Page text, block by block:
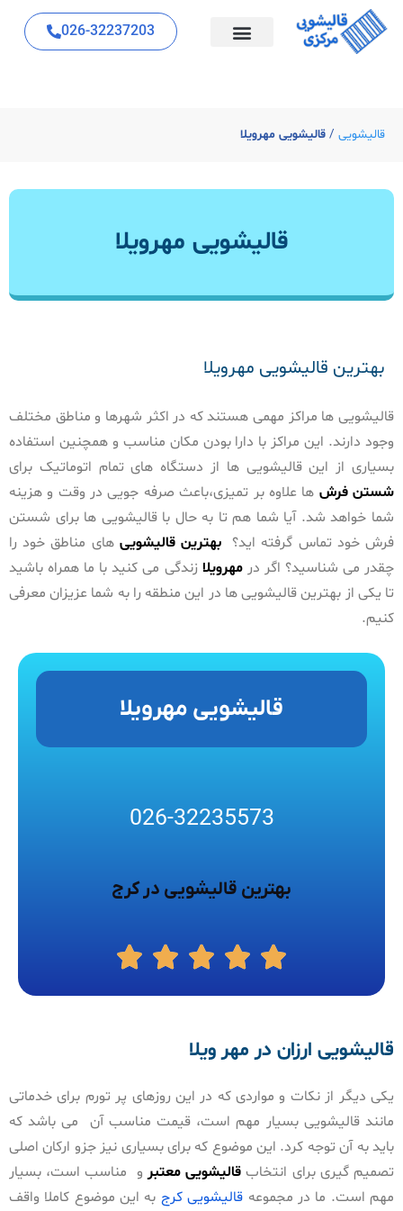
026-32237203
قالیشویی / قالیشویی مهرویلا
قالیشویی مهرویلا
بهترین قالیشویی مهرویلا
قالیشویی ها مراکز مهمی هستند که در اکثر شهرها و مناطق مختلف
وجود دارند. این مراکز با دارا بودن مکان مناسب و همچنین استفاده
بسیاری از این قالیشویی ها از دستگاه های تمام اتوماتیک برای
شستن فرش ها علاوه بر تمیزی،باعث صرفه جویی در وقت و هزینه
شما خواهد شد. آیا شما هم تا به حال با قالیشویی ها برای شستن
فرش خود تماس گرفته اید؟بهترین قالیشویی های مناطق خود را
چقدر می شناسید؟ اگر درمهرویلا زندگی می کنید با ما همراه باشید
تا یکی از بهترین قالیشویی ها در این منطقه را به شما عزیزان معرفی
کنیم.
قالیشویی مهرویلا
026-32235573
بهترین قالیشویی در کرج
قالیشویی ارزان در مهر ویلا
یکی دیگر از نکات و مواردی که در این روزهای پر تورم برای خدماتی
مانند قالیشویی بسیار مهم است، قیمت مناسب آن می باشد که
باید به آن توجه کرد. این موضوع که برای بسیاری نیز جزو ارکان اصلی
تصمیم گیری برای انتخاب قالیشویی معتبر و مناسب است، بسیار
مهم است. ما در مجموعه قالیشویی کرج به این موضوع کاملا واقف